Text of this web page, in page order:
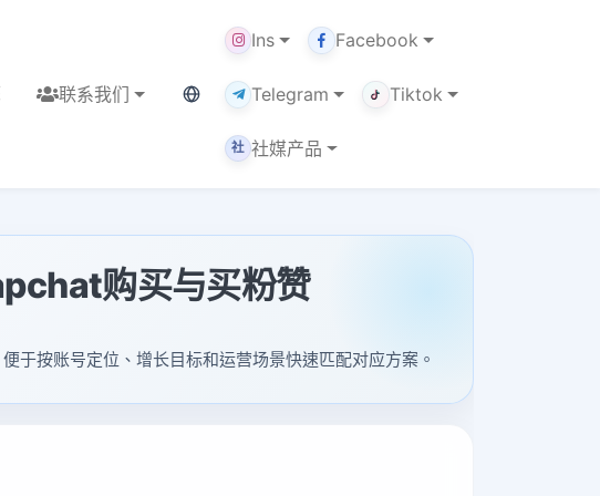
联系我们 当前语言：繁体
Ins Facebook
Telegram Tiktok
社 社媒产品
购买与买粉赞
按账号定位、增长目标和运营场景快速匹配对应方案。